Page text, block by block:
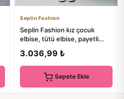
Seplin Fashion
Seplin Fashion kız çocuk
elbise, tütü elbise, payetli
3.036,99 ₺
Sepete Ekle